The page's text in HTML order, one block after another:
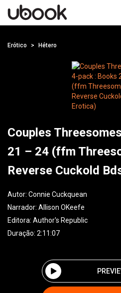
Erótico Hétero
Couples
21 – 24 (ffm
Reverse Cuckold
Autor: Connie Cuckquean
Narrador: Allison OKeefe
Editora: Author's Republic
Duração: 2:11:07